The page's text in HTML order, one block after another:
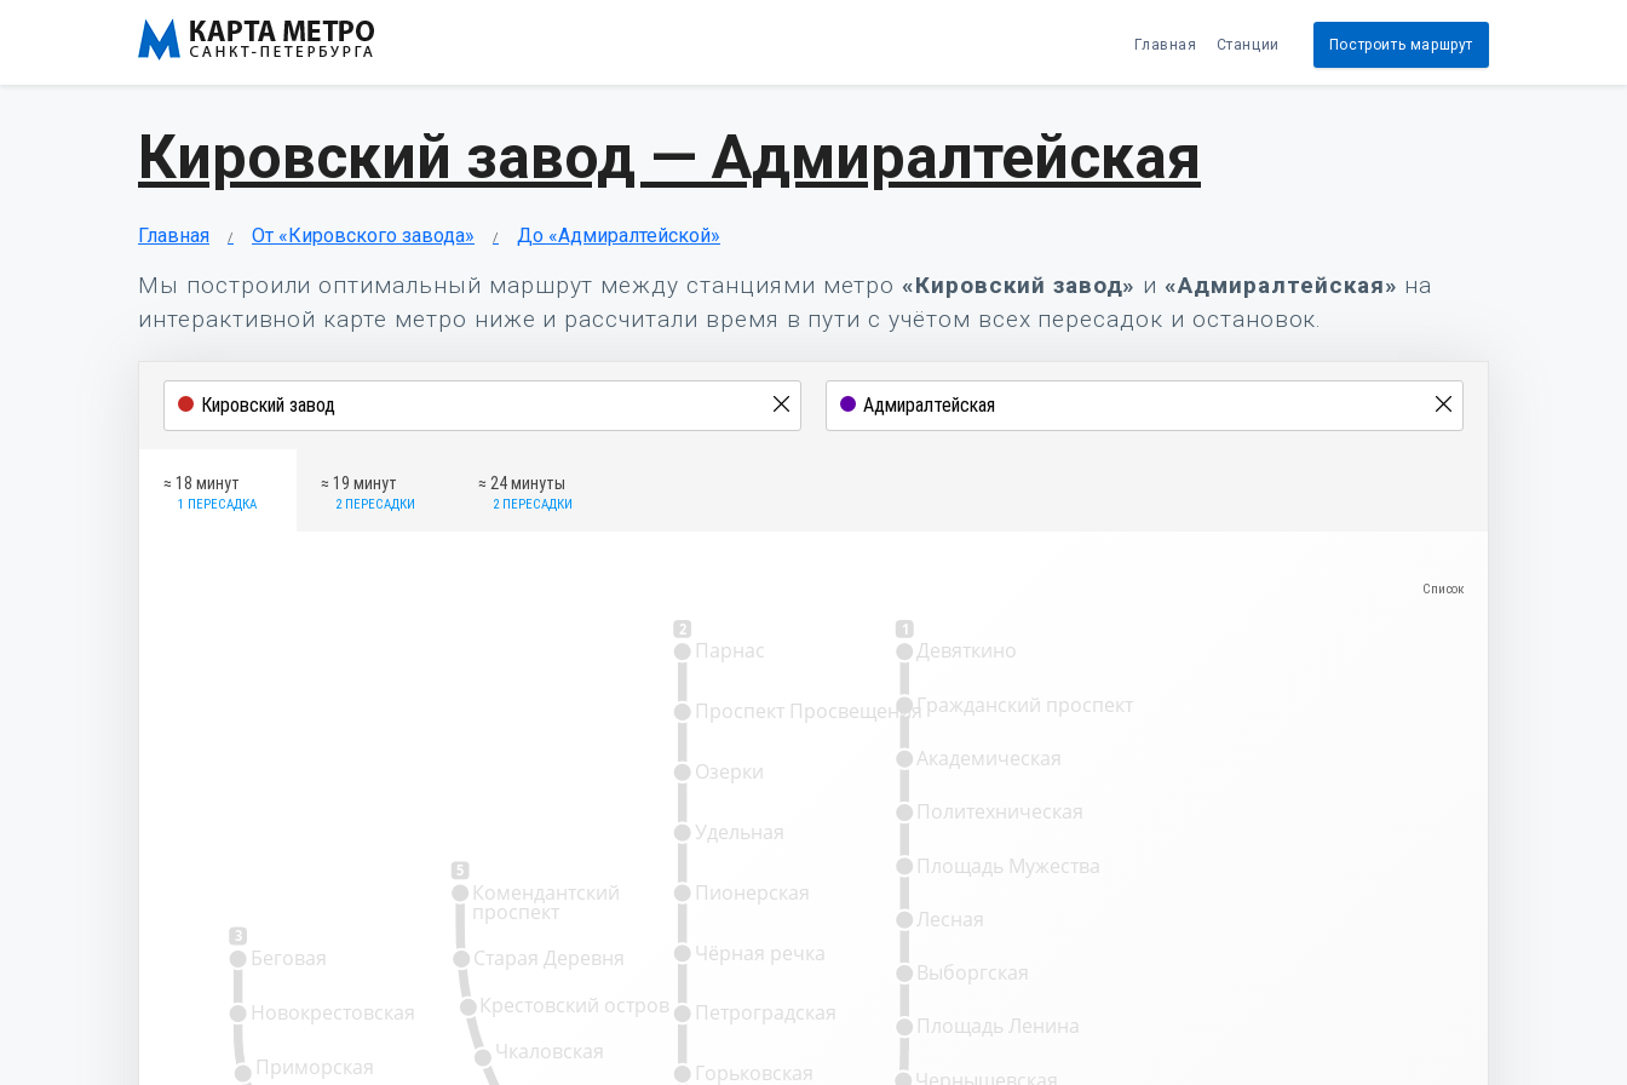
Главная Станции Построить маршрут
Кировский завод — Адмиралтейская
Главная От «Кировского завода» До «Адмиралтейской»
Мы построили оптимальный маршрут между станциями метро«Кировский завод» и«Адмиралтейская» на
интерактивной карте метро ниже и рассчитали время в пути с учётом всех пересадок и остановок.
≈ 18 минут
1 ПЕРЕСАДКА
≈ 19 минут
2 ПЕРЕСАДКИ
≈ 24 минуты
2 ПЕРЕСАДКИ
3
5
2 1
Приморская
Чкаловская
Крестовский остров
Старая Деревня
Комендантский
проспект
Горьковская
Петроградская
Чёрная речка
Пионерская
Удельная
Озерки
Проспект Просвещения
Парнас
Чернышевская
Площадь Ленина
Выборгская
Лесная
Площадь Мужества
Политехническая
Академическая
Гражданский проспект
Девяткино
Новокрестовская
Беговая